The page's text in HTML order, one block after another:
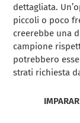
dettagliata.
piccoli o poco
creerebbe una
campione
potrebbero
strati richiesta